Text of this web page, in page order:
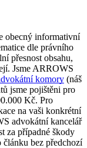
obecný informativní
dle právního
přesnost obsahu,
Jsme ARROWS
komory (náš
jsme pojištěni pro
Kč. Pro
na vaši konkrétní
advokátní kancelář
za případné škody
bez předchozí